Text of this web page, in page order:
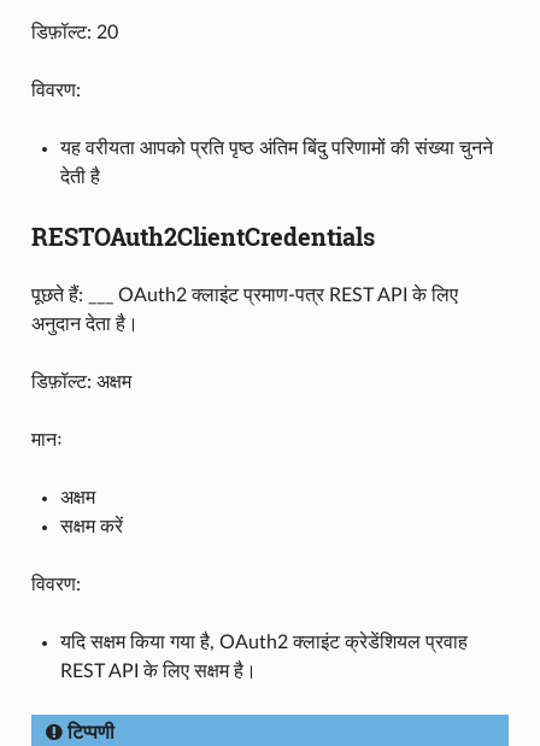
डिफ़ॉल्ट: 20
विवरण:
यह वरीयता आपको प्रति पृष्ठ अंतिम बिंदु परिणामों की संख्या चुनने
देती है
RESTOAuth2ClientCredentials
पूछते हैं: ___ OAuth2 क्लाइंट प्रमाण-पत्र REST API के लिए
अनुदान देता है।
डिफ़ॉल्ट: अक्षम
मानः
अक्षम
सक्षम करें
विवरण:
यदि सक्षम किया गया है, OAuth2 क्लाइंट क्रेडेंशियल प्रवाह
REST API के लिए सक्षम है।
टिप्पणी